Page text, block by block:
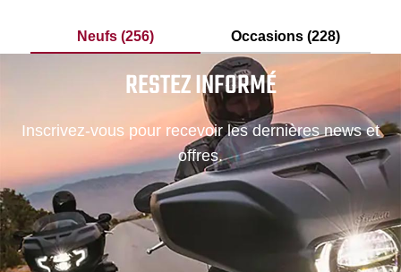
Neufs (256) Occasions (228)
RESTEZ INFORMÉ
Inscrivez-vous pour recevoir les dernières news et
offres.